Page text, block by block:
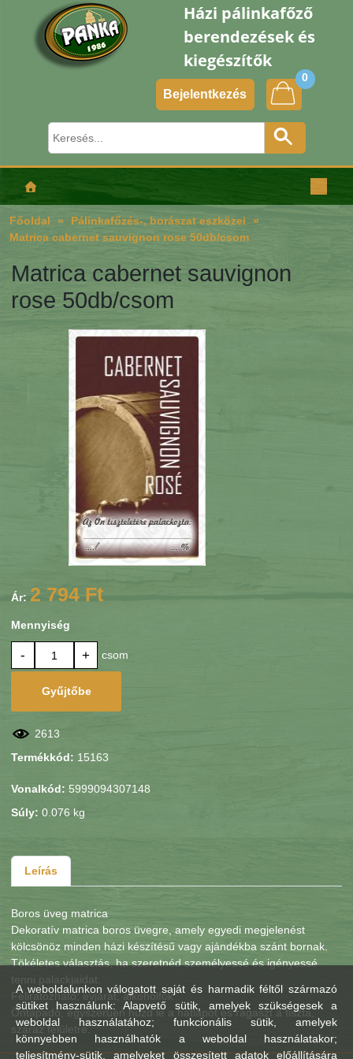
Házi pálinkafőző
berendezések és
kiegészítők
Bejelentkezés
0
Főoldal
Pálinkafőzés-, borászat eszközei
Matrica cabernet sauvignon rose 50db/csom
Matrica cabernet sauvignon
rose 50db/csom
Ár: 2 794 Ft
Mennyiség
- + csom
Gyűjtőbe
2613
Termékkód: 15163
Vonalkód: 5999094307148
Súly: 0.076 kg
Leírás
Boros üveg matrica
Dekoratív matrica boros üvegre, amely egyedi megjelenést
kölcsönöz minden házi készítésű vagy ajándékba szánt bornak.
Tökéletes választás, ha szeretnéd személyessé és igényessé
tenni palackjaidat.
Feliratozható: évjárat, alkoholfok
Öntapadó, egyszerűen húzd le a hátlapot és ragaszt a tiszta,
száraz felületre.
A weboldalunkon válogatott saját és harmadik féltől származó
sütiket használunk: Alapvető sütik, amelyek szükségesek a
weboldal használatához; funkcionális sütik, amelyek
könnyebben használhatók a weboldal használatakor;
teljesítmény-sütik, amelyeket összesített adatok előállítására